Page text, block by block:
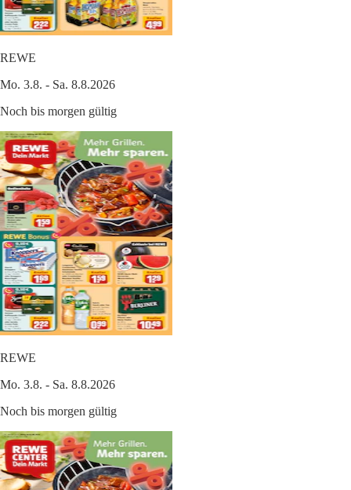
REWE
Mo. 3.8. - Sa. 8.8.2026
Noch bis morgen gültig
REWE
Mo. 3.8. - Sa. 8.8.2026
Noch bis morgen gültig